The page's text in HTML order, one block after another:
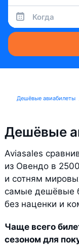
Когда
Дешёвые авиабилеты
Дешёвые
Aviasales
из Овендо в
и сотням
самые дешёвые
без наценки и
Чаще всего
сезоном для